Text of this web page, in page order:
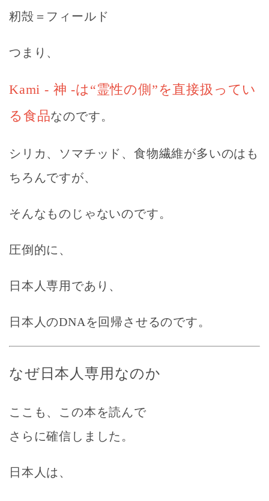
籾殻＝フィールド
つまり、
Kami - 神 -は“霊性の側”を直接扱ってい
る食品なのです。
シリカ、ソマチッド、食物繊維が多いのはも
ちろんですが、
そんなものじゃないのです。
圧倒的に、
日本人専用であり、
日本人のDNAを回帰させるのです。
なぜ日本人専用なのか
ここも、この本を読んで
さらに確信しました。
日本人は、